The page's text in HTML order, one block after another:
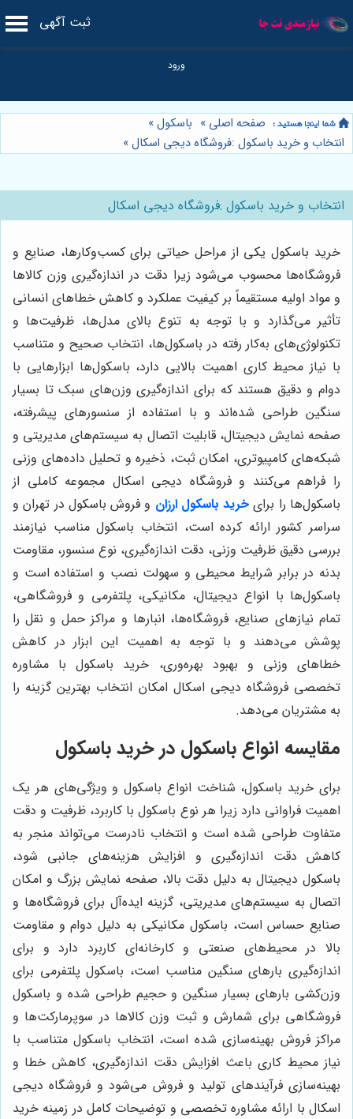
ثبت آگهی
صفحه اصلی » باسکول»
انتخاب و خرید باسکول :فروشگاه دیجی اسکال»
انتخاب و خرید باسکول :فروشگاه دیجی اسکال
خرید باسکول یکی از مراحل حیاتی برای کسب‌وکارها، صنایع و
فروشگاه‌ها محسوب می‌شود زیرا دقت در اندازه‌گیری وزن کالاها
و مواد اولیه مستقیماً بر کیفیت عملکرد و کاهش خطاهای انسانی
تأثیر می‌گذارد و با توجه به تنوع بالای مدل‌ها، ظرفیت‌ها و
تکنولوژی‌های به‌کار رفته در باسکول‌ها، انتخاب صحیح و متناسب
با نیاز محیط کاری اهمیت بالایی دارد، باسکول‌ها ابزارهایی با
دوام و دقیق هستند که برای اندازه‌گیری وزن‌های سبک تا بسیار
سنگین طراحی شده‌اند و با استفاده از سنسورهای پیشرفته،
صفحه نمایش دیجیتال، قابلیت اتصال به سیستم‌های مدیریتی و
شبکه‌های کامپیوتری، امکان ثبت، ذخیره و تحلیل داده‌های وزنی
را فراهم می‌کنند و فروشگاه دیجی اسکال مجموعه کاملی از
باسکول‌ها را برای خرید باسکول ارزان و فروش باسکول در تهران و
سراسر کشور ارائه کرده است، انتخاب باسکول مناسب نیازمند
بررسی دقیق ظرفیت وزنی، دقت اندازه‌گیری، نوع سنسور، مقاومت
بدنه در برابر شرایط محیطی و سهولت نصب و استفاده است و
باسکول‌ها با انواع دیجیتال، مکانیکی، پلتفرمی و فروشگاهی،
تمام نیازهای صنایع، فروشگاه‌ها، انبارها و مراکز حمل و نقل را
پوشش می‌دهند و با توجه به اهمیت این ابزار در کاهش
خطاهای وزنی و بهبود بهره‌وری، خرید باسکول با مشاوره
تخصصی فروشگاه دیجی اسکال امکان انتخاب بهترین گزینه را
به مشتریان می‌دهد.
مقایسه انواع باسکول در خرید باسکول
برای خرید باسکول، شناخت انواع باسکول و ویژگی‌های هر یک
اهمیت فراوانی دارد زیرا هر نوع باسکول با کاربرد، ظرفیت و دقت
متفاوت طراحی شده است و انتخاب نادرست می‌تواند منجر به
کاهش دقت اندازه‌گیری و افزایش هزینه‌های جانبی شود،
باسکول دیجیتال به دلیل دقت بالا، صفحه نمایش بزرگ و امکان
اتصال به سیستم‌های مدیریتی، گزینه ایده‌آل برای فروشگاه‌ها و
صنایع حساس است، باسکول مکانیکی به دلیل دوام و مقاومت
بالا در محیط‌های صنعتی و کارخانه‌ای کاربرد دارد و برای
اندازه‌گیری بارهای سنگین مناسب است، باسکول پلتفرمی برای
وزن‌کشی بارهای بسیار سنگین و حجیم طراحی شده و باسکول
فروشگاهی برای شمارش و ثبت وزن کالاها در سوپرمارکت‌ها و
مراکز فروش بهینه‌سازی شده است، انتخاب باسکول متناسب با
نیاز محیط کاری باعث افزایش دقت اندازه‌گیری، کاهش خطا و
بهینه‌سازی فرآیندهای تولید و فروش می‌شود و فروشگاه دیجی
اسکال با ارائه مشاوره تخصصی و توضیحات کامل در زمینه خرید